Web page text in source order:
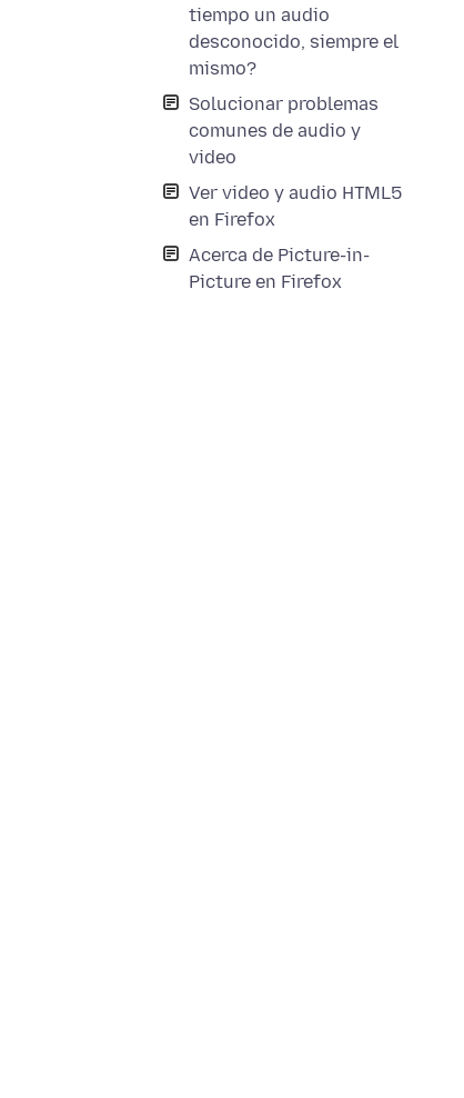
tiempo un audio
desconocido, siempre el
mismo?
Solucionar problemas
comunes de audio y
video
Ver video y audio HTML5
en Firefox
Acerca de Picture-in-
Picture en Firefox